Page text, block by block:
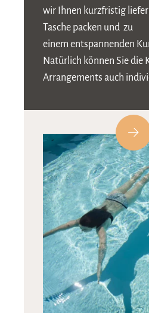
wir Ihnen kurzfristig
Tasche packen und zu
einem entspannenden
Natürlich können Sie die
Arrangements auch